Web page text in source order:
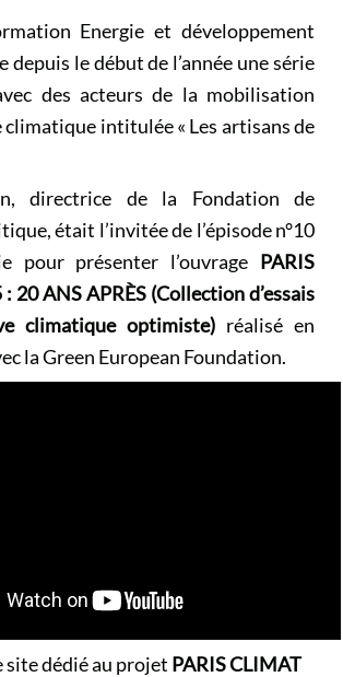
Energie et développement
depuis le début de l’année une série
des acteurs de la mobilisation
intitulée « Les artisans de
directrice de la Fondation de
était l’invitée de l’épisode n°10
pour présenter l’ouvrage PARIS
20 ANS APRÈS (Collection d’essais
climatique optimiste) réalisé en
la Green European Foundation.
site dédié au projet PARIS CLIMAT